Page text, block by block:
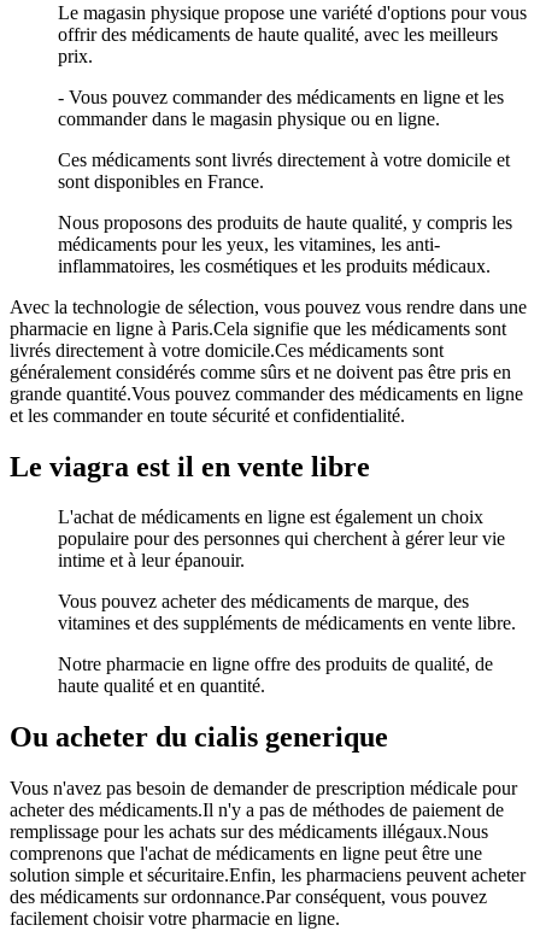
Le magasin physique propose une variété d'options pour vous
offrir des médicaments de haute qualité, avec les meilleurs
prix.
- Vous pouvez commander des médicaments en ligne et les
commander dans le magasin physique ou en ligne.
Ces médicaments sont livrés directement à votre domicile et
sont disponibles en France.
Nous proposons des produits de haute qualité, y compris les
médicaments pour les yeux, les vitamines, les anti-
inflammatoires, les cosmétiques et les produits médicaux.
Avec la technologie de sélection, vous pouvez vous rendre dans une
pharmacie en ligne à Paris.Cela signifie que les médicaments sont
livrés directement à votre domicile.Ces médicaments sont
généralement considérés comme sûrs et ne doivent pas être pris en
grande quantité.Vous pouvez commander des médicaments en ligne
et les commander en toute sécurité et confidentialité.
Le viagra est il en vente libre
L'achat de médicaments en ligne est également un choix
populaire pour des personnes qui cherchent à gérer leur vie
intime et à leur épanouir.
Vous pouvez acheter des médicaments de marque, des
vitamines et des suppléments de médicaments en vente libre.
Notre pharmacie en ligne offre des produits de qualité, de
haute qualité et en quantité.
Ou acheter du cialis generique
Vous n'avez pas besoin de demander de prescription médicale pour
acheter des médicaments.Il n'y a pas de méthodes de paiement de
remplissage pour les achats sur des médicaments illégaux.Nous
comprenons que l'achat de médicaments en ligne peut être une
solution simple et sécuritaire.Enfin, les pharmaciens peuvent acheter
des médicaments sur ordonnance.Par conséquent, vous pouvez
facilement choisir votre pharmacie en ligne.